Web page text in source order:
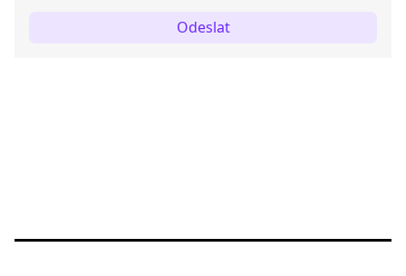
Odeslat